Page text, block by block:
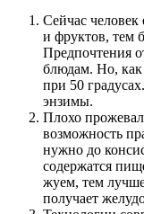
Сейчас
и фруктов, тем
Предпочтения
блюдам. Но, как
при 50
энзимы.
Плохо
возможность
нужно до
содержатся
жуем, тем
получает